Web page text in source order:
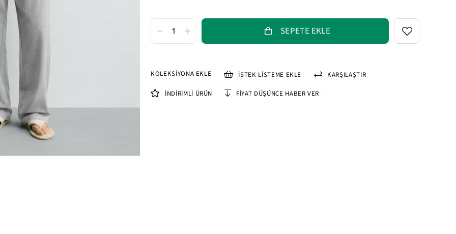
KOLEKSIYONA EKLE İSTEK LISTEME EKLE KARŞILAŞTIR
İNDIRIMLI ÜRÜN FIYAT DÜŞÜNCE HABER VER